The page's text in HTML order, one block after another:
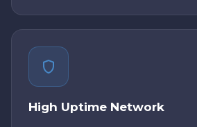
High Uptime Network